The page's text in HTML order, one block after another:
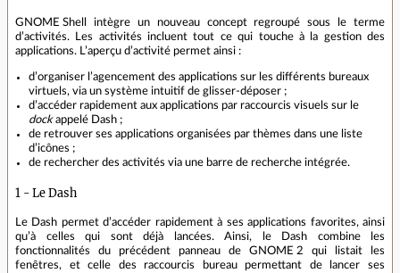
GNOME Shell intègre un nouveau concept regroupé sous le terme
d’activités. Les activités incluent tout ce qui touche à la gestion des
applications. L’aperçu d’activité permet ainsi :
d’organiser l’agencement des applications sur les différents bureaux
virtuels, via un système intuitif de glisser‐déposer ;
d’accéder rapidement aux applications par raccourcis visuels sur le
dockappelé Dash ;
de retrouver ses applications organisées par thèmes dans une liste
d’icônes ;
de rechercher des activités via une barre de recherche intégrée.
1 - Le Dash
Le Dash permet d’accéder rapidement à ses applications favorites, ainsi
qu’à celles qui sont déjà lancées. Ainsi, le Dash combine les
fonctionnalités du précédent panneau de GNOME 2 qui listait les
fenêtres, et celle des raccourcis bureau permettant de lancer ses